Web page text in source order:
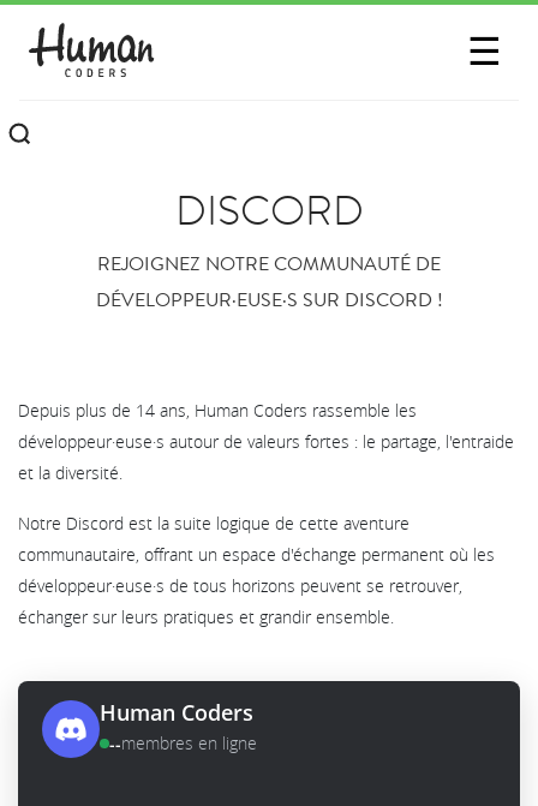
☰
CONTACTEZ-NOUS
DISCORD
REJOIGNEZ NOTRE COMMUNAUTÉ DE
DÉVELOPPEUR·EUSE·S SUR DISCORD !
Depuis plus de 14 ans, Human Coders rassemble les
développeur·euse·s autour de valeurs fortes : le partage, l'entraide
et la diversité.
Notre Discord est la suite logique de cette aventure
communautaire, offrant un espace d'échange permanent où les
développeur·euse·s de tous horizons peuvent se retrouver,
échanger sur leurs pratiques et grandir ensemble.
Human Coders
--membres en ligne